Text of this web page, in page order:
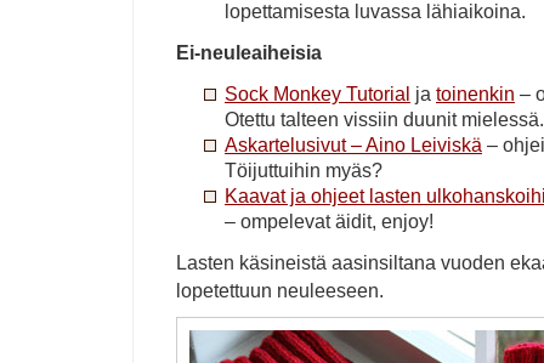
lopettamisesta luvassa lähiaikoina.
Ei-neuleaiheisia
Sock Monkey Tutorial ja toinenkin –
Otettu talteen vissiin duunit mielessä.
Askartelusivut – Aino Leiviskä –
Töijuttuihin myäs?
Kaavat ja ohjeet lasten
– ompelevat äidit, enjoy!
Lasten käsineistä aasinsiltana vuoden
lopetettuun neuleeseen.